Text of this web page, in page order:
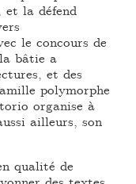
et la défend
le concours de
bâtie a
et des
polymorphe
organise à
ailleurs, son
qualité de